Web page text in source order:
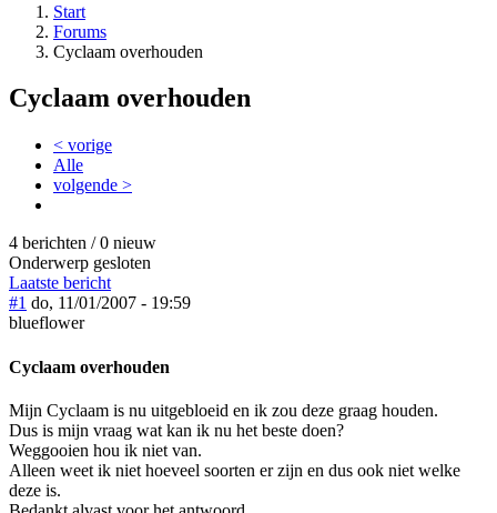
Start
Forums
Cyclaam overhouden
Cyclaam overhouden
< vorige
Alle
volgende >
4 berichten / 0 nieuw
Onderwerp gesloten
Laatste bericht
#1 do, 11/01/2007 - 19:59
blueflower
Cyclaam overhouden
Mijn Cyclaam is nu uitgebloeid en ik zou deze graag houden.
Dus is mijn vraag wat kan ik nu het beste doen?
Weggooien hou ik niet van.
Alleen weet ik niet hoeveel soorten er zijn en dus ook niet welke
deze is.